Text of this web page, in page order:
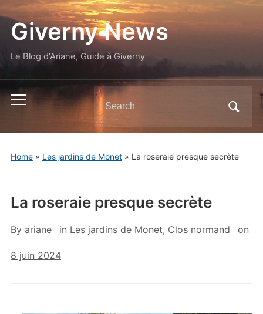
Giverny News
Le Blog d'Ariane, Guide à Giverny
Toggle
menu
Search
for:
Home» Les jardins de Monet» La roseraie presque secrète
La roseraie presque secrète
By ariane in Les jardins de Monet, Clos normand on
8 juin 2024